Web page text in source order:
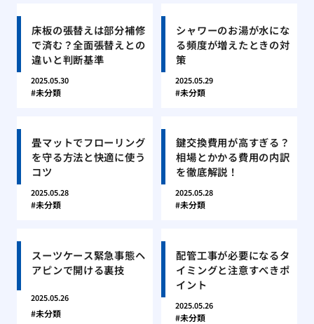
床板の張替えは部分補修
で済む？全面張替えとの
違いと判断基準
2025.05.30
未分類
シャワーのお湯が水にな
る頻度が増えたときの対
策
2025.05.29
未分類
畳マットでフローリング
を守る方法と快適に使う
コツ
2025.05.28
未分類
鍵交換費用が高すぎる？
相場とかかる費用の内訳
を徹底解説！
2025.05.28
未分類
スーツケース緊急事態ヘ
アピンで開ける裏技
2025.05.26
未分類
配管工事が必要になるタ
イミングと注意すべきポ
イント
2025.05.26
未分類